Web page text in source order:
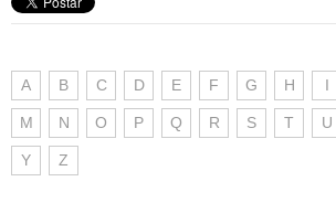
A B C D E F G H I
M N O P Q R S T U
Y Z